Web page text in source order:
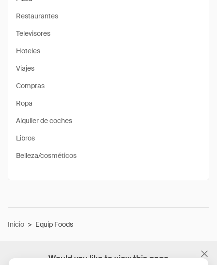
Would you like to view this page
Restaurantes
Televisores
Hoteles
Viajes
Compras
Ropa
Alquiler de coches
Libros
Belleza/cosméticos
Inicio > Equip Foods